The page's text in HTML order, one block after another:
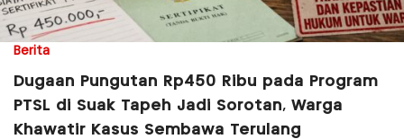
Berita
Dugaan Pungutan Rp450 Ribu pada Program
PTSL di Suak Tapeh Jadi Sorotan, Warga
Khawatir Kasus Sembawa Terulang